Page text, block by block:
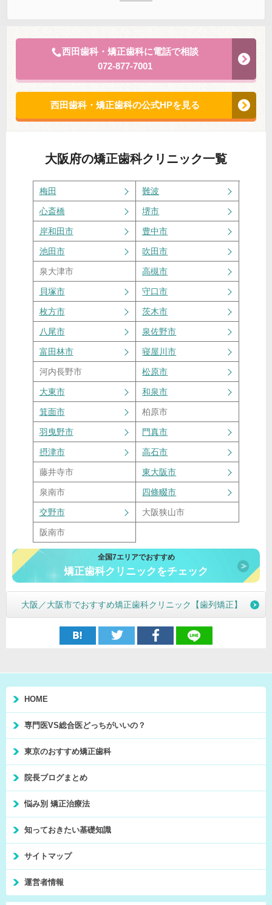
西田歯科・矯正歯科に電話で相談
072-877-7001
西田歯科・矯正歯科の公式HPを見る
大阪府の矯正歯科クリニック一覧
梅田 難波
心斎橋 堺市
岸和田市 豊中市
池田市 吹田市
泉大津市 高槻市
貝塚市 守口市
枚方市 茨木市
八尾市 泉佐野市
富田林市 寝屋川市
河内長野市 松原市
大東市 和泉市
箕面市 柏原市
羽曳野市 門真市
摂津市 高石市
藤井寺市 東大阪市
泉南市 四條畷市
交野市 大阪狭山市
阪南市
全国7エリアでおすすめ
矯正歯科クリニックをチェック
大阪／大阪市でおすすめ矯正歯科クリニック【歯列矯正】
HOME
専門医VS総合医どっちがいいの？
東京のおすすめ矯正歯科
院長ブログまとめ
悩み別 矯正治療法
知っておきたい基礎知識
サイトマップ
運営者情報